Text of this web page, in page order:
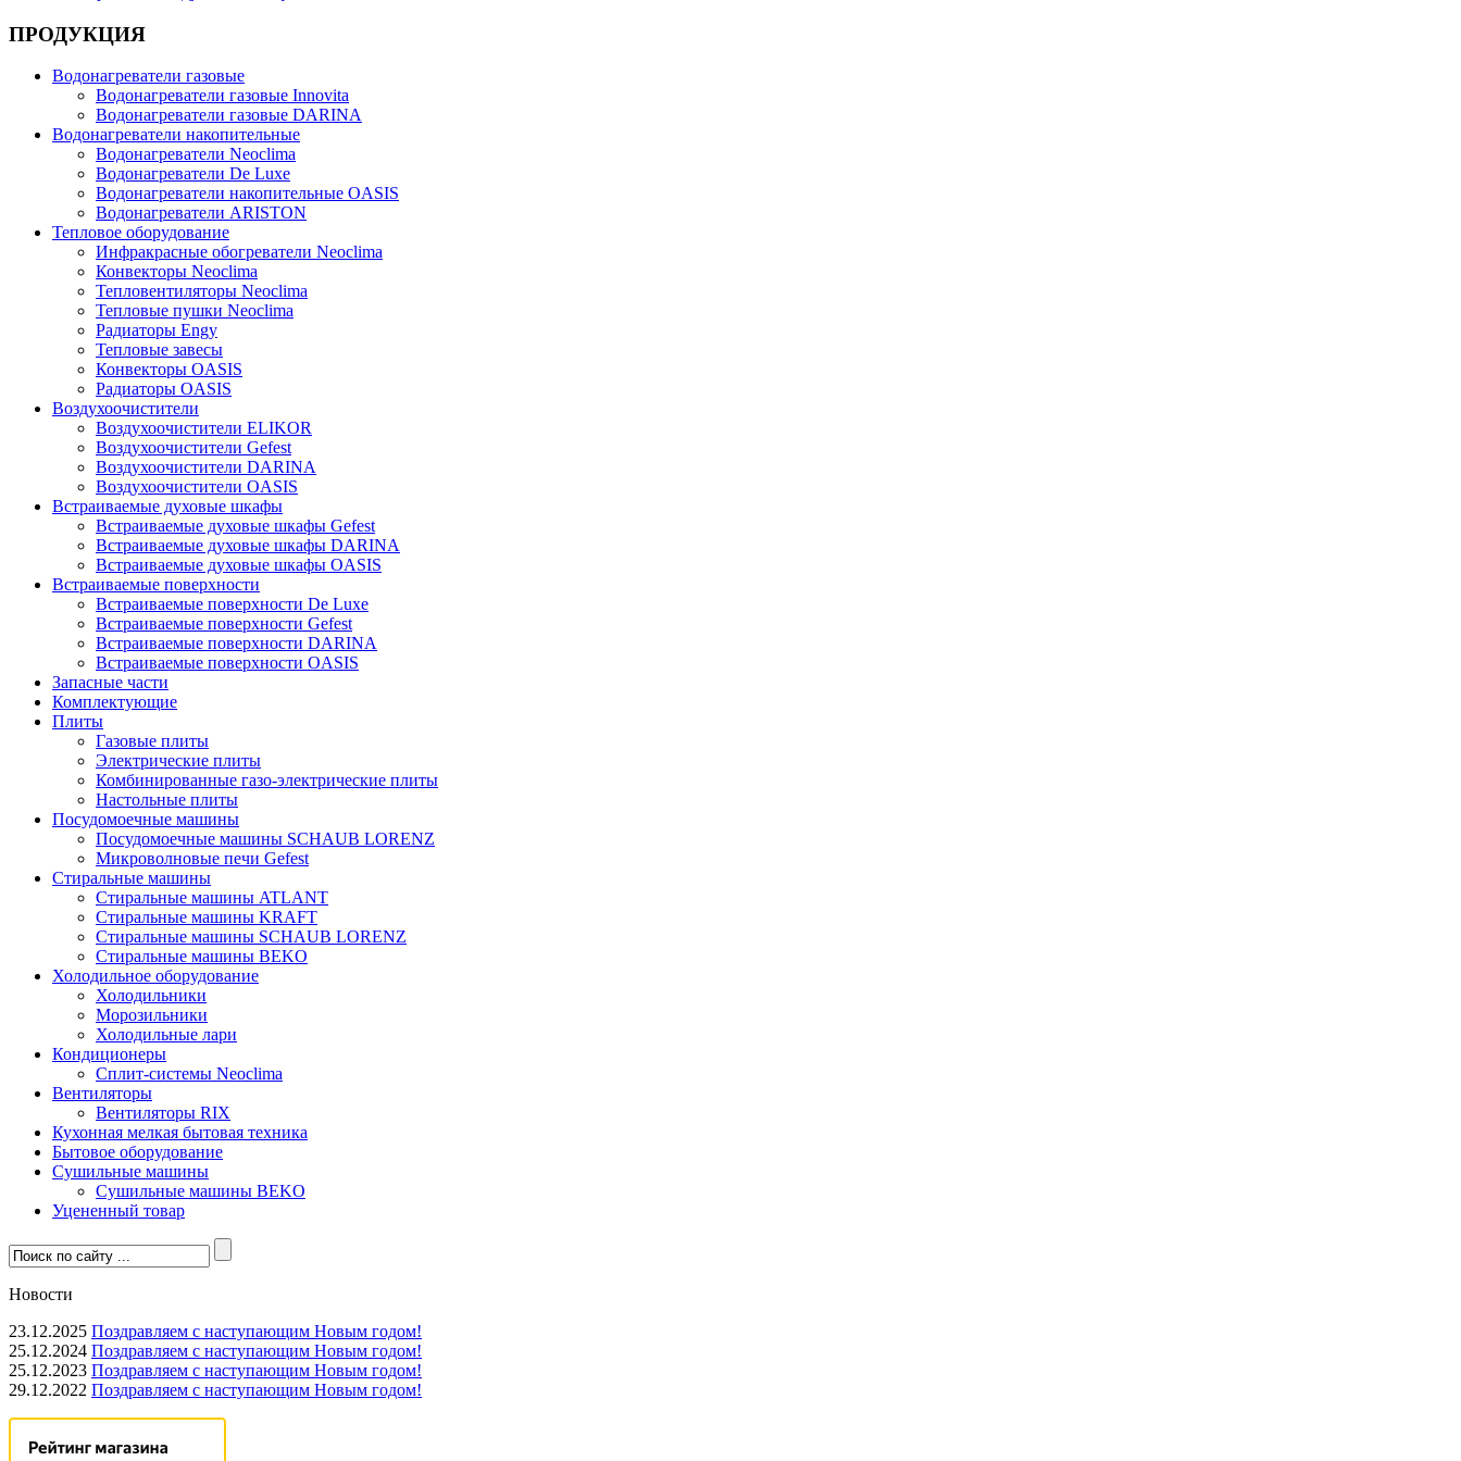
ПРОДУКЦИЯ
Водонагреватели газовые
Водонагреватели газовые Innovita
Водонагреватели газовые DARINA
Водонагреватели накопительные
Водонагреватели Neoclima
Водонагреватели De Luxe
Водонагреватели накопительные OASIS
Водонагреватели ARISTON
Тепловое оборудование
Инфракрасные обогреватели Neoclima
Конвекторы Neoclima
Тепловентиляторы Neoclima
Тепловые пушки Neoclima
Радиаторы Engy
Тепловые завесы
Конвекторы OASIS
Радиаторы OASIS
Воздухоочистители
Воздухоочистители ELIKOR
Воздухоочистители Gefest
Воздухоочистители DARINA
Воздухоочистители OASIS
Встраиваемые духовые шкафы
Встраиваемые духовые шкафы Gefest
Встраиваемые духовые шкафы DARINA
Встраиваемые духовые шкафы OASIS
Встраиваемые поверхности
Встраиваемые поверхности De Luxe
Встраиваемые поверхности Gefest
Встраиваемые поверхности DARINA
Встраиваемые поверхности OASIS
Запасные части
Комплектующие
Плиты
Газовые плиты
Электрические плиты
Комбинированные газо-электрические плиты
Настольные плиты
Посудомоечные машины
Посудомоечные машины SCHAUB LORENZ
Микроволновые печи Gefest
Стиральные машины
Стиральные машины ATLANT
Стиральные машины KRAFT
Стиральные машины SCHAUB LORENZ
Стиральные машины BEKO
Холодильное оборудование
Холодильники
Морозильники
Холодильные лари
Кондиционеры
Сплит-системы Neoclima
Вентиляторы
Вентиляторы RIX
Кухонная мелкая бытовая техника
Бытовое оборудование
Сушильные машины
Сушильные машины BEKO
Уцененный товар
Новости
23.12.2025 Поздравляем с наступающим Новым годом!
25.12.2024 Поздравляем с наступающим Новым годом!
25.12.2023 Поздравляем с наступающим Новым годом!
29.12.2022 Поздравляем с наступающим Новым годом!